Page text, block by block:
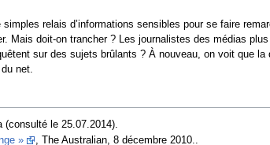
relais d’informations sensibles pour se faire
Mais doit-on trancher ? Les journalistes des médias
sur des sujets brûlants ? À nouveau, on voit que
net.
(consulté le 25.07.2014).
» , The Australian, 8 décembre 2010..